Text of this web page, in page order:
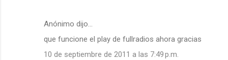
Anónimo dijo…
que funcione el play de fullradios ahora gracias
10 de septiembre de 2011 a las 7:49 p.m.